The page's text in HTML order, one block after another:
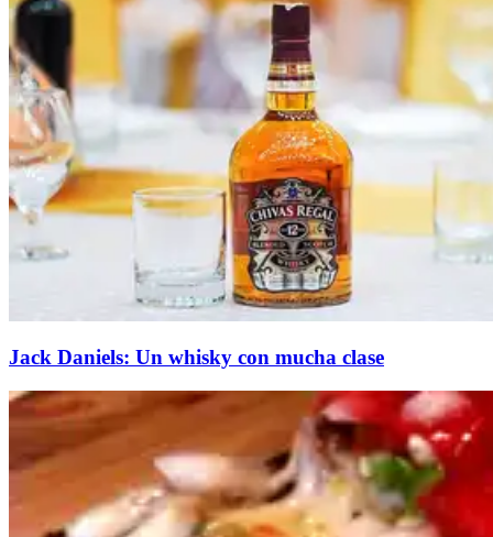
Jack Daniels: Un whisky con mucha clase